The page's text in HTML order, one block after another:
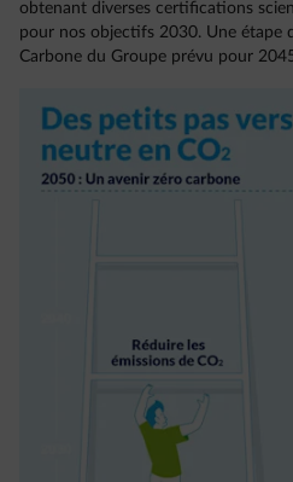
obtenant diverses certifications
pour nos objectifs 2030. Une étape
Carbone du Groupe prévu pour